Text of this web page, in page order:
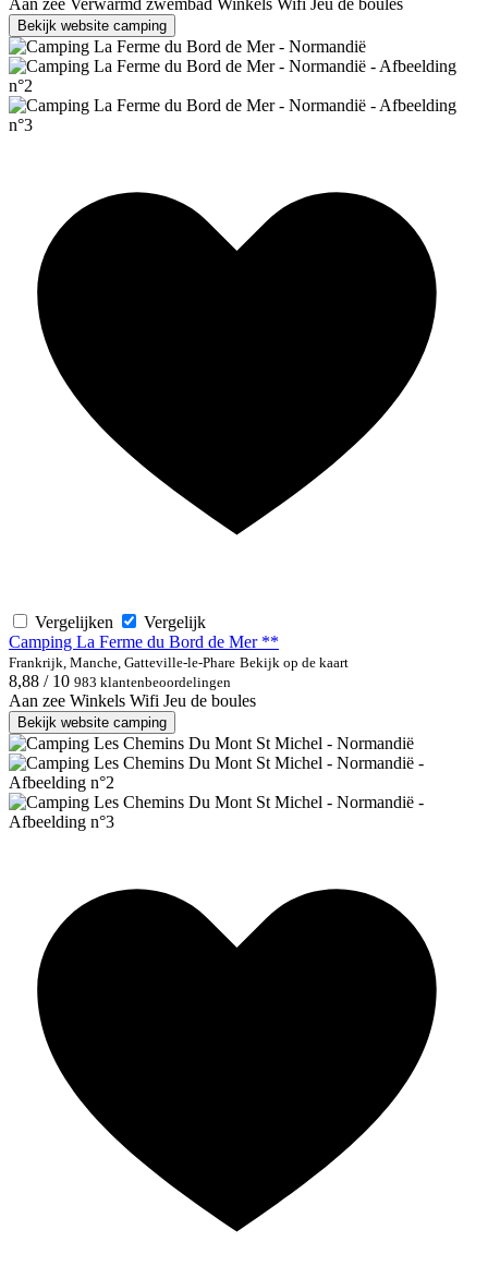
Aan zee Verwarmd zwembad Winkels Wifi Jeu de boules
Bekijk website camping
Vergelijken
Vergelijk
Camping La Ferme du Bord de Mer **
Frankrijk, Manche, Gatteville-le-Phare Bekijk op de kaart
8,88 / 10 983 klantenbeoordelingen
Aan zee Winkels Wifi Jeu de boules
Bekijk website camping